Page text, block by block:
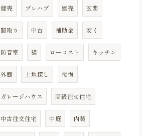
健売 プレハブ 建売 玄関
間取り 中古 補助金 安く
防音室 猫 ローコスト キッチン
外観 土地探し 後悔
ガレージハウス 高級注文住宅
中古注文住宅 中庭 内装